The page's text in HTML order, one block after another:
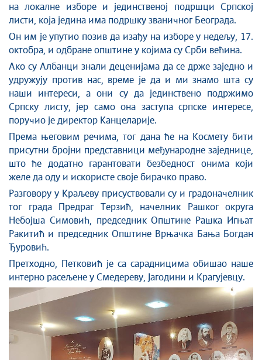
Издвојене теме
COVID-19 - архива
на локалне изборе и јединственој подршци Српској
листи
која једина има подршку званичног Београда.
Он им је упутио позив да изађу на изборе у недељу
17.
октобра и одбране општине у којима су Срби већина.
Ако су Албанци знали деценијама да се држе заједно и
удружују против нас, време је да и ми знамо шта су
наши интереси, а они су да јединствено подржимо
Српску листу, јер само она заступа српске интересе
поручио је директор Канцеларије.
Према његовим речима,тог дана ће на Kосмету бити
присутни бројни представници међународне заједнице,
што ће додатно гарантовати безбедност онима који
желе да оду и искористе своје бирачко право.
Разговору у Краљеву присуствовалису и градоначелник
тог града
Предраг Терзић, начелник Рашког округа
Небојша Симовић, председник Општине Рашка Игњат
Ракитић и председник Општине Врњачка Бања Богдан
Ђуровић.
ретходно, Петковић је са сарадницима обишао наше
интерно расељене у Смедереву, Јагодини и Kрагујевцу.